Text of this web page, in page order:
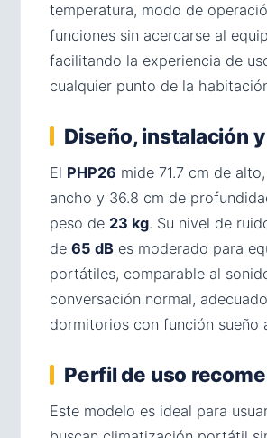
temperatura, modo de
funciones sin acercarse al
facilitando la experiencia de
cualquier punto de la
Diseño, instalación
El PHP26 mide 71.7 cm de
ancho y 36.8 cm de
peso de 23 kg. Su nivel de
de 65 dB es moderado para
portátiles, comparable al
conversación normal,
dormitorios con función sueño
Perfil de uso
Este modelo es ideal para